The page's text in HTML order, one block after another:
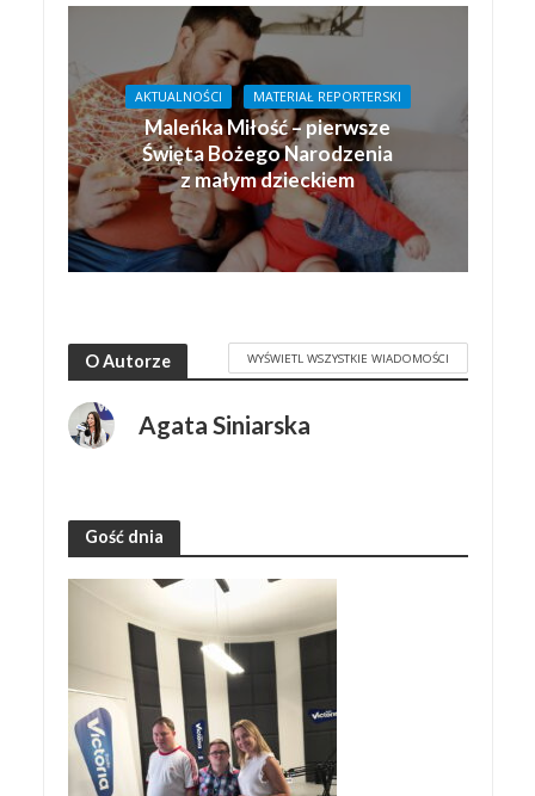
AKTUALNOŚCI MATERIAŁ REPORTERSKI
Maleńka Miłość – pierwsze
Święta Bożego Narodzenia
z małym dzieckiem
O Autorze WYŚWIETL WSZYSTKIE WIADOMOŚCI
Agata Siniarska
Gość dnia